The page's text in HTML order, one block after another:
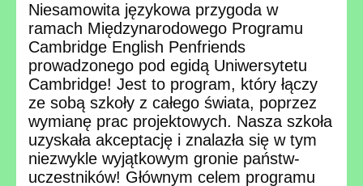
Niesamowita językowa przygoda w
ramach Międzynarodowego Programu
Cambridge English Penfriends
prowadzonego pod egidą Uniwersytetu
Cambridge! Jest to program, który łączy
ze sobą szkoły z całego świata, poprzez
wymianę prac projektowych. Nasza szkoła
uzyskała akceptację i znalazła się w tym
niezwykle wyjątkowym gronie państw-
uczestników! Głównym celem programu